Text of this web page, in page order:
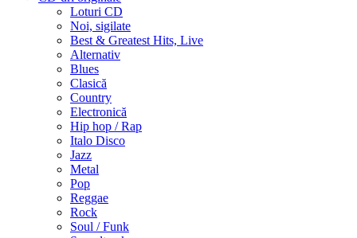
Loturi CD
Noi, sigilate
Best & Greatest Hits, Live
Alternativ
Blues
Clasică
Country
Electronică
Hip hop / Rap
Italo Disco
Jazz
Metal
Pop
Reggae
Rock
Soul / Funk